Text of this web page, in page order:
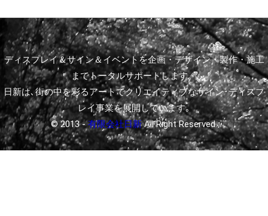
ディスプレイ＆サイン＆イベントを企画・デザイン・製作・施工
までトータルサポートします。
日新は､街の中を彩るアートでクリエイティブなサイン･ディスプ
レイ事業を展開しています｡
© 2013 -有限会社日新All Right Reserved.